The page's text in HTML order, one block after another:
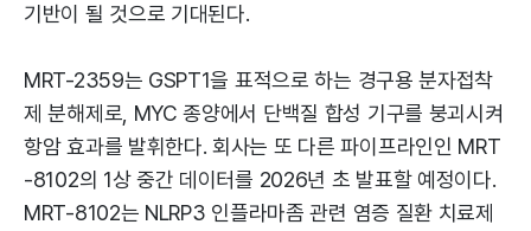
기반이 될 것으로 기대된다.
MRT-2359는 GSPT1을 표적으로 하는 경구용 분자접착
제 분해제로, MYC 종양에서 단백질 합성 기구를 붕괴시켜
항암 효과를 발휘한다. 회사는 또 다른 파이프라인인 MRT
-8102의 1상 중간 데이터를 2026년 초 발표할 예정이다.
MRT-8102는 NLRP3 인플라마좀 관련 염증 질환 치료제